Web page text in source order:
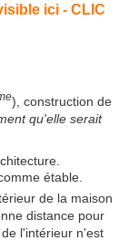
ici - CLIC
), construction de
qu'elle serait
étable.
de la maison
distance pour
l'intérieur n'est